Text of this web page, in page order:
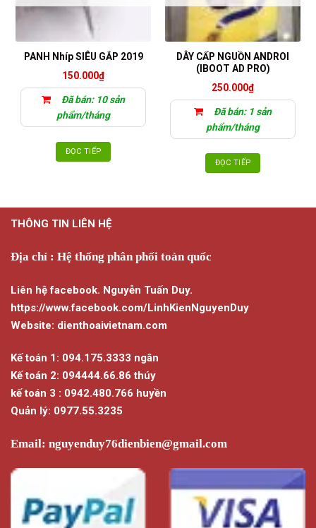
PANH Nhíp SIÊU GẮP 2019
150.000₫
Đã bán: 10 sản
phẩm/tháng
ĐỌC TIẾP
DÂY CẤP NGUỒN ANDROI
(IBOOT AD PRO)
250.000₫
Đã bán: 1 sản
phẩm/tháng
ĐỌC TIẾP
THÔNG TIN LIÊN HỆ
Địa chỉ : Hệ thống phân phối toàn quốc
Liên hệ facebook. Nguyễn Tuấn Duy.
https://www.facebook.com/LinhKienNguyenDuy
Website: dienthoaivietnam.com
Kế toán 1: 094.175.3333 ngân
Kế toán 2: 094444.66.86 thúy
kế toán 3 : 0942.480.766 huyền
Quản lý: 0977.55.3235
Email: nguyenduy76dienbien@gmail.com